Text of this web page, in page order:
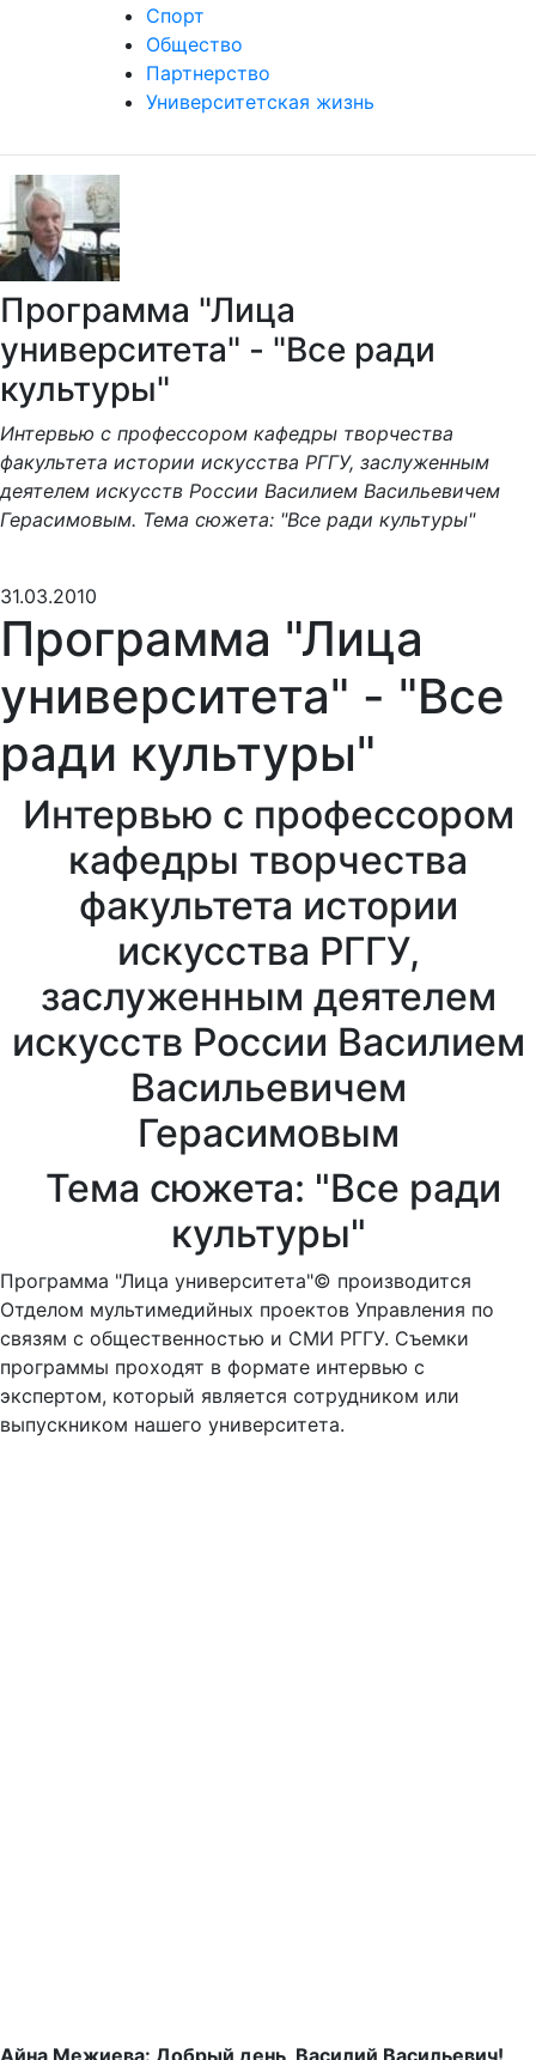
Спорт
Общество
Партнерство
Университетская жизнь
Программа "Лица
университета" - "Все ради
культуры"
Интервью с профессором кафедры творчества
факультета истории искусства РГГУ, заслуженным
деятелем искусcтв России Ваcилием Васильевичем
Герасимовым. Тема сюжета: "Все ради культуры"
31.03.2010
Программа "Лица
университета" - "Все
ради культуры"
Интервью с профессором
кафедры творчества
факультета истории
искусства РГГУ,
заслуженным деятелем
искусcтв России Василием
Васильевичем
Герасимовым
Тема сюжета: "Все ради
культуры"
Программа "Лица университета"© производится
Отделом мультимедийных проектов Управления по
связям с общественностью и СМИ РГГУ. Съемки
программы проходят в формате интервью с
экспертом, который является cотрудником или
выпускником нашего университета.
Айна Межиева: Добрый день, Василий Васильевич!